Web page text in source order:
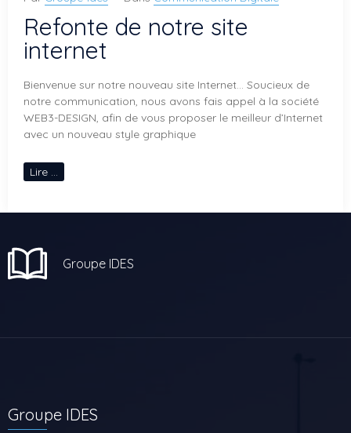
Refonte de notre site
internet
Bienvenue sur notre nouveau site Internet… Soucieux de
notre communication, nous avons fais appel à la société
WEB3-DESIGN, afin de vous proposer le meilleur d’Internet
avec un nouveau style graphique
Lire ...
Groupe IDES
Groupe IDES